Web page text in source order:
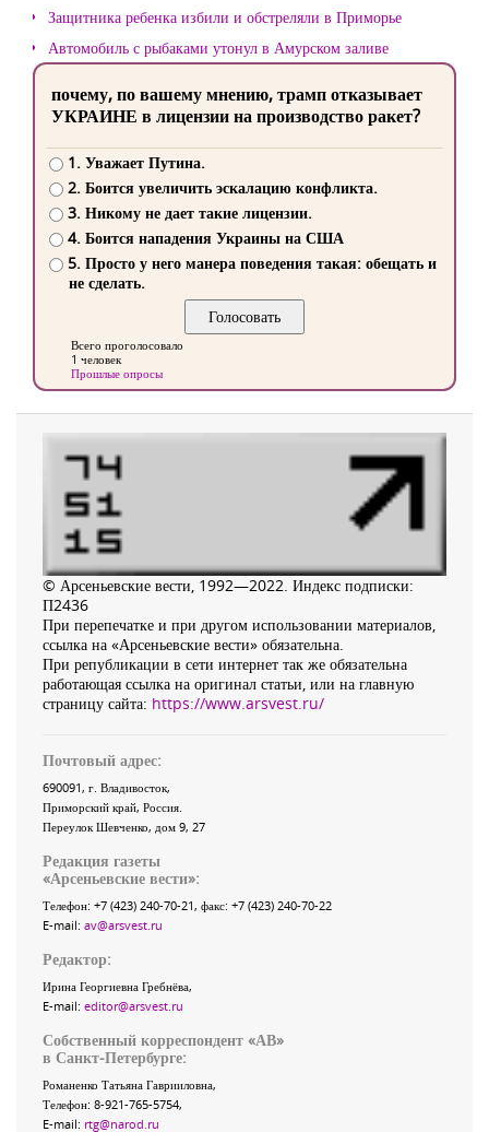
Защитника ребенка избили и обстреляли в Приморье
Автомобиль с рыбаками утонул в Амурском заливе
почему, по вашему мнению, трамп отказывает
УКРАИНЕ в лицензии на производство ракет?
1. Уважает Путина.
2. Боится увеличить эскалацию конфликта.
3. Никому не дает такие лицензии.
4. Боится нападения Украины на США
5. Просто у него манера поведения такая: обещать и
не сделать.
Всего проголосовало
1 человек
Прошлые опросы
© Арсеньевские вести, 1992—2022. Индекс подписки:
П2436
При перепечатке и при другом использовании материалов,
ссылка на «Арсеньевские вести» обязательна.
При републикации в сети интернет так же обязательна
работающая ссылка на оригинал статьи, или на главную
страницу сайта: https://www.arsvest.ru/
Почтовый адрес:
690091, г. Владивосток,
Приморский край, Россия
Переулок Шевченко, дом 9, 27
Редакция газеты
«Арсеньевские вести»:
Телефон: +7 (423) 240-70-21, факс: +7 (423) 240-70-22
E-mail: av@arsvest.ru
Редактор:
Ирина Георгиевна Гребнёва,
E-mail: editor@arsvest.ru
Собственный корреспондент «АВ»
в Санкт-Петербурге:
Романенко Татьяна Гаврииловна,
Телефон: 8-921-765-5754,
E-mail: rtg@narod.ru